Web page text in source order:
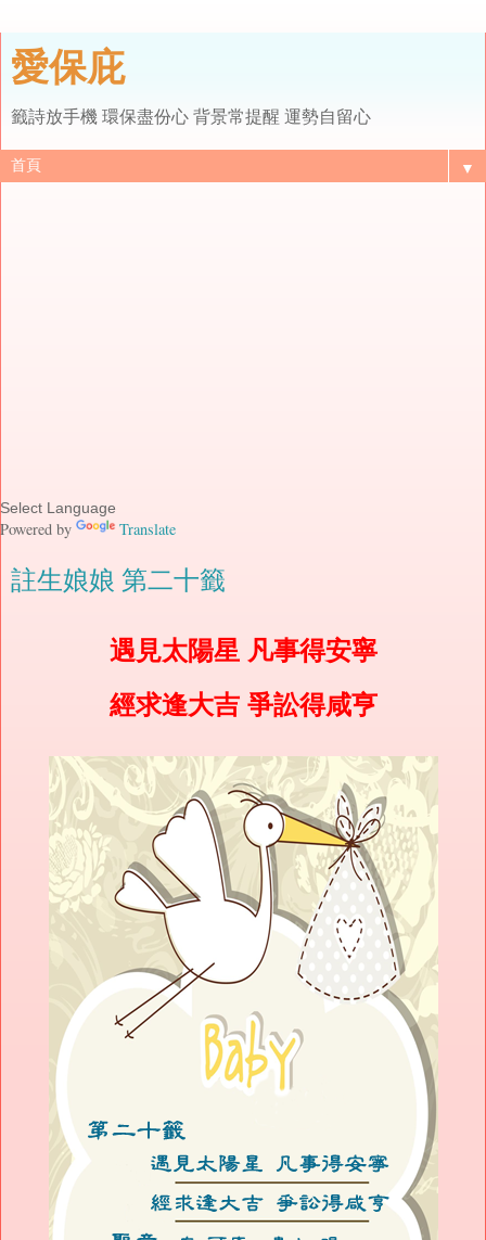
愛保庇
籤詩放手機 環保盡份心 背景常提醒 運勢自留心
▼
Powered by Translate
註生娘娘 第二十籤
遇見太陽星 凡事得安寧
經求逢大吉 爭訟得咸亨